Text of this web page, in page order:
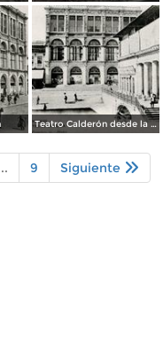
Teatro Calderón desde la Plaza
9 Siguiente